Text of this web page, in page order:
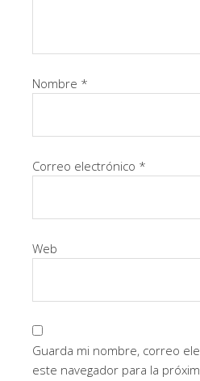
Nombre *
Correo electrónico *
Web
Guarda mi nombre, correo
este navegador para la